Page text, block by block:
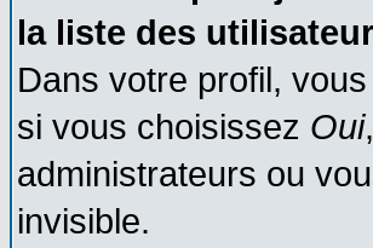
la liste des
Dans votre profil,
si vous choisissez Oui
administrateurs ou
invisible.